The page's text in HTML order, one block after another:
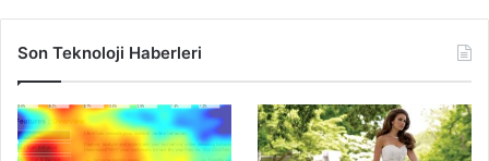
Son Teknoloji Haberleri